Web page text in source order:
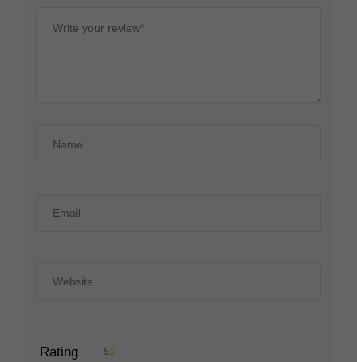
Rating
5